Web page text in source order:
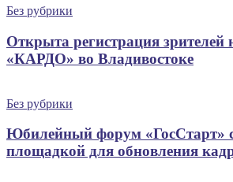
Без рубрики
Открыта регистрация
«КАРДО» во Владивостоке
Без рубрики
Юбилейный форум «ГосСтарт»
площадкой для обновления